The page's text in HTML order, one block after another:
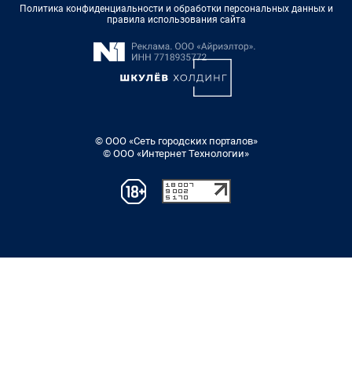
Политика конфиденциальности и обработки персональных данных и
правила использования сайта
© ООО «Сеть городских порталов»
© ООО «Интернет Технологии»